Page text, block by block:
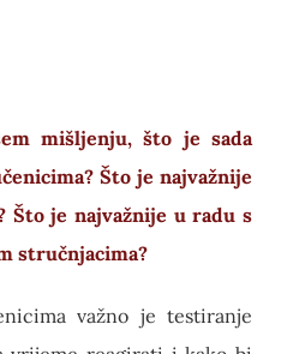
mišljenju, što je sada
Što je najvažnije
Što je najvažnije u radu s
stručnjacima?
važno je testiranje